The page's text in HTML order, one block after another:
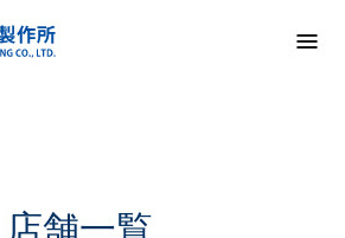
報
店舗一覧